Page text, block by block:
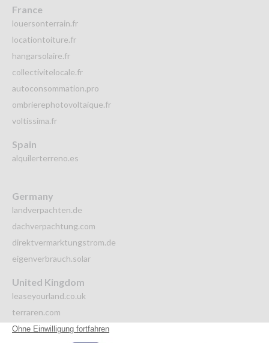
France
louersonterrain.fr
locationtoiture.fr
hangarsolaire.fr
collectivitelocale.fr
autoconsommation.pro
ombrierephotovoltaique.fr
voltissima.fr
Spain
alquilerterreno.es
Germany
landverpachten.de
dachverpachtung.com
direktvermarktungstrom.de
eigenverbrauch.solar
United Kingdom
leaseyourland.co.uk
terraren.com